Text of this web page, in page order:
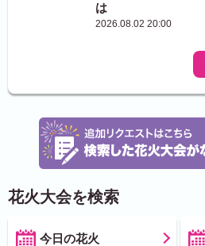
は
2026.08.02 20:00
花火大会を検索
今日の花火